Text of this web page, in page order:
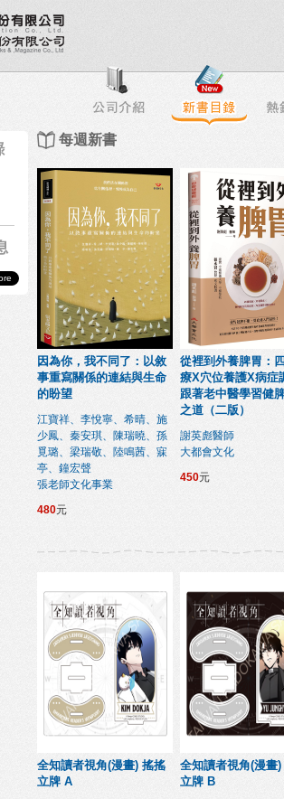
書店專區 目錄下載 會員服務
每週新書
因為你，我不同了：以敘
事重寫關係的連結與生命
的盼望
江寶祥、李悅寧、希晴、施
少鳳、秦安琪、陳瑞曉、孫
覓璐、梁瑞敬、陸鳴茜、寐
亭、鐘宏聲
張老師文化事業
480元
從裡到外養脾胃：
療X穴位養護X病症
跟著老中醫學習健
之道（二版）
謝英彪醫師
大都會文化
450元
全知讀者視角(漫畫) 搖搖
立牌 A
全知讀者視角(漫畫
立牌 B